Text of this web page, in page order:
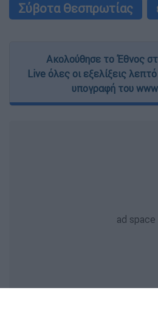
Σύβοτα Θεσπρωτίας
Ακολούθησε το Έθνος
Live όλες οι εξελίξεις
υπογραφή του